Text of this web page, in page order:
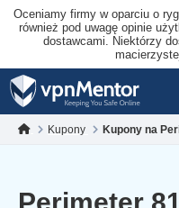
Oceniamy firmy w oparciu o
również pod uwagę opinie
dostawcami. Niektórzy
Kupony Kupony na